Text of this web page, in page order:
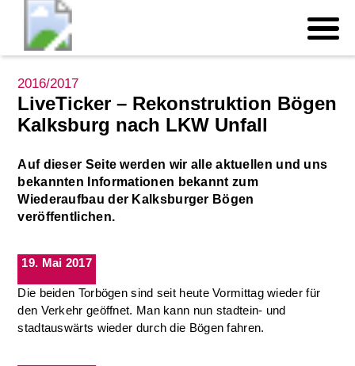
2016/2017
LiveTicker – Rekonstruktion Bögen
Kalksburg nach LKW Unfall
Auf dieser Seite werden wir alle aktuellen und uns
bekannten Informationen bekannt zum
Wiederaufbau der Kalksburger Bögen
veröffentlichen.
19. Mai 2017
Die beiden Torbögen sind seit heute Vormittag wieder für
den Verkehr geöffnet. Man kann nun stadtein- und
stadtauswärts wieder durch die Bögen fahren.